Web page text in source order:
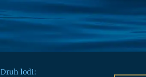
Druh lodi: